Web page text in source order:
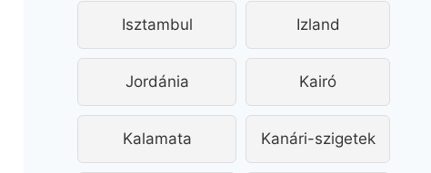
Isztambul Izland
Jordánia Kairó
Kalamata Kanári-szigetek